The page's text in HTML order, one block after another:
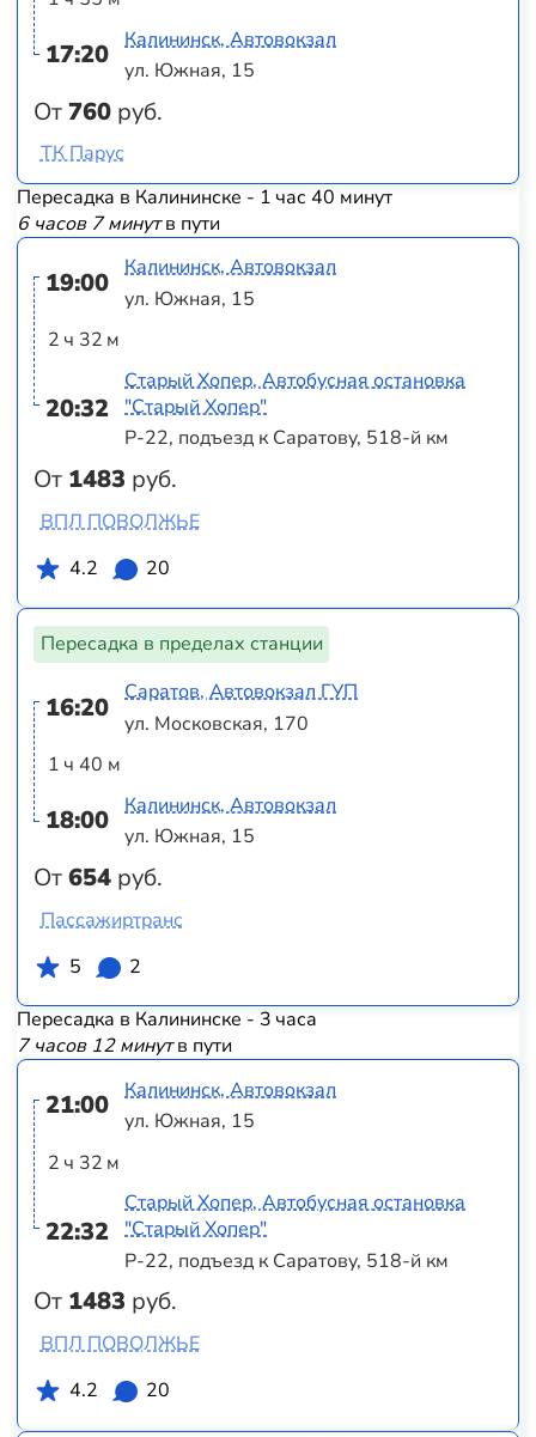
17:20
От760 руб.
Калининск, Автовокзал
ул. Южная, 15
ТК Парус
Пересадка в Калининске - 1 час 40 минут
6 часов 7 минутв пути
19:00
2 ч 32 м
20:32
От 1483 руб.
Калининск, Автовокзал
ул. Южная, 15
Старый Хопер, Автобусная остановка
"Старый Хопер"
Р-22, подъезд к Саратову, 518-й км
ВПЛ ПОВОЛЖЬЕ
4.2
20
Пересадка в пределах станции
16:20
1 ч 40 м
18:00
От654 руб.
Саратов, Автовокзал ГУП
ул. Московская, 170
Калининск, Автовокзал
ул. Южная, 15
Пассажиртранс
5
2
Пересадка в Калининске - 3 часа
7 часов 12 минутв пути
21:00
2 ч 32 м
22:32
От 1483 руб.
Калининск, Автовокзал
ул. Южная, 15
Старый Хопер, Автобусная остановка
"Старый Хопер"
Р-22, подъезд к Саратову, 518-й км
ВПЛ ПОВОЛЖЬЕ
4.2
20